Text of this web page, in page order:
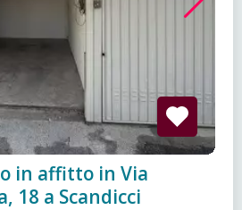
in affitto in Via
18 a Scandicci